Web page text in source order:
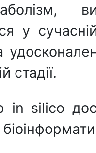
у
стадії.
in silico